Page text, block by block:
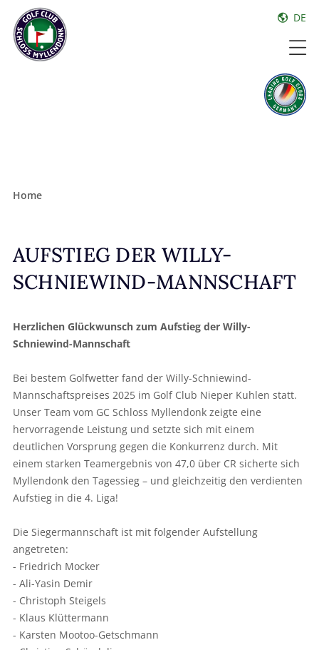
DE
Home
AUFSTIEG DER WILLY-
SCHNIEWIND-MANNSCHAFT
Herzlichen Glückwunsch zum Aufstieg der Willy-
Schniewind-Mannschaft
Bei bestem Golfwetter fand der Willy-Schniewind-
Mannschaftspreises 2025 im Golf Club Nieper Kuhlen statt.
Unser Team vom GC Schloss Myllendonk zeigte eine
hervorragende Leistung und setzte sich mit einem
deutlichen Vorsprung gegen die Konkurrenz durch. Mit
einem starken Teamergebnis von 47,0 über CR sicherte sich
Myllendonk den Tagessieg – und gleichzeitig den verdienten
Aufstieg in die 4. Liga!
Die Siegermannschaft ist mit folgender Aufstellung
angetreten:
- Friedrich Mocker
- Ali-Yasin Demir
- Christoph Steigels
- Klaus Klüttermann
- Karsten Mootoo-Getschmann